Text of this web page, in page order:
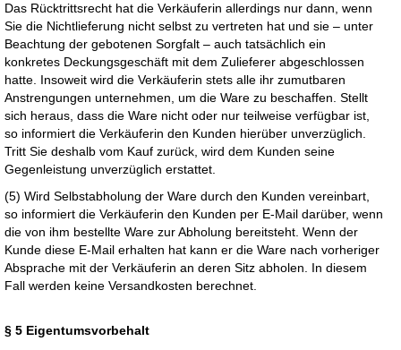
Das Rücktrittsrecht hat die Verkäuferin allerdings nur dann, wenn
Sie die Nichtlieferung nicht selbst zu vertreten hat und sie – unter
Beachtung der gebotenen Sorgfalt – auch tatsächlich ein
konkretes Deckungsgeschäft mit dem Zulieferer abgeschlossen
hatte. Insoweit wird die Verkäuferin stets alle ihr zumutbaren
Anstrengungen unternehmen, um die Ware zu beschaffen. Stellt
sich heraus, dass die Ware nicht oder nur teilweise verfügbar ist,
so informiert die Verkäuferin den Kunden hierüber unverzüglich.
Tritt Sie deshalb vom Kauf zurück, wird dem Kunden seine
Gegenleistung unverzüglich erstattet.
(5) Wird Selbstabholung der Ware durch den Kunden vereinbart,
so informiert die Verkäuferin den Kunden per E-Mail darüber, wenn
die von ihm bestellte Ware zur Abholung bereitsteht. Wenn der
Kunde diese E-Mail erhalten hat kann er die Ware nach vorheriger
Absprache mit der Verkäuferin an deren Sitz abholen. In diesem
Fall werden keine Versandkosten berechnet.
§ 5 Eigentumsvorbehalt